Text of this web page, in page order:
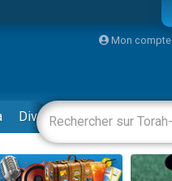
Mon compte
Divertissements Livres